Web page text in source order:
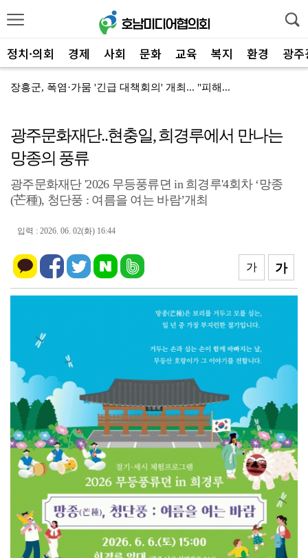
정치·의회 경제 사회 문화 교육 복지 환경 광
장흥군, 폭염·가뭄 '긴급 대책회의' 개최... "피해...
전남광주특별시, 해남 '400MW 태양광' 착공…SK하...
신안군, 'TYM 동양 국제' 박병배 대표 고향사랑기부...
㈜신진기업, 광양사랑상품권 2,100만 원 '통큰' 구...
영암 가뭄 '비상'… 서삼석 농해수위원장, 현장 점검
광양시, '중증장애인생산품' 우선구매 교육…자립 기반 ...
광주문화재단..현충일, 희경루에서 만나는
망종의 풍류
광주문화재단 '2026 무등풍류뎐 in 희경루'4회차 ‘망종
(芒種), 청단풍 : 여름을 여는 바람’개최
입력 : 2026. 06. 02(화) 16:44
가
가